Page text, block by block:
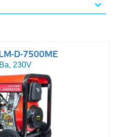
D-7500ME
230V